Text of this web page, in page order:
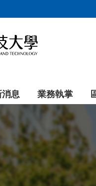
消息 業務執掌